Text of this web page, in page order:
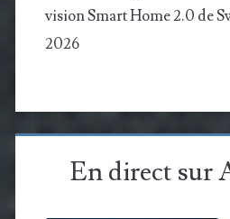
vision Smart Home 2.0 de
2026
En direct sur